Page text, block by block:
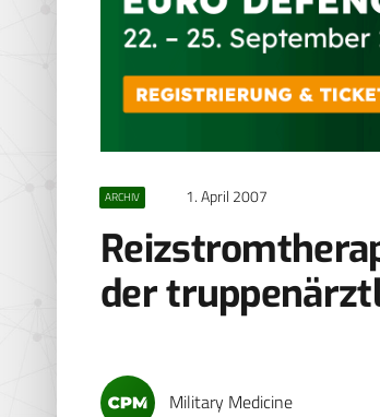
ARCHIV 1. April 2007
der
Military Medicine